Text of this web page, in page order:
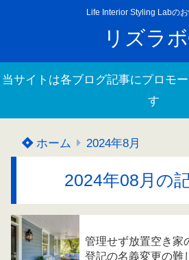
Life Interior Styling Labの
リズラ
当サイトは各ブログ記事にプロモ
す
ホーム 2024年8月
2024年08月の
管理せず放置空き
登記の名義変更の難